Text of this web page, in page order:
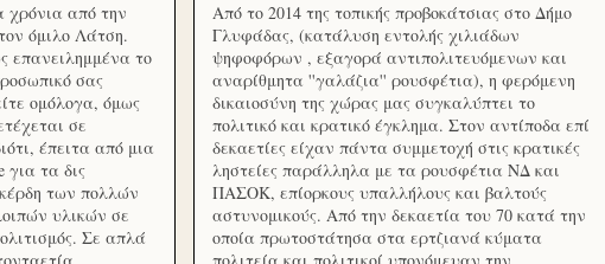
χρόνια από την
όμιλο Λάτση.
επανειλημμένα το
σας
ομόλογα, όμως
σε
έπειτα από μια
για τα δις
των πολλών
υλικών σε
Σε απλά
Από το 2014 της τοπικής προβοκάτσιας στο Δήμο
Γλυφάδας, (κατάλυση εντολής χιλιάδων
ψηφοφόρων , εξαγορά αντιπολιτευόμενων και
αναρίθμητα ''γαλάζια'' ρουσφέτια), η φερόμενη
δικαιοσύνη της χώρας μας συγκαλύπτει το
πολιτικό και κρατικό έγκλημα. Στον αντίποδα επί
δεκαετίες είχαν πάντα συμμετοχή στις κρατικές
ληστείες παράλληλα με τα ρουσφέτια ΝΔ και
ΠΑΣΟΚ, επίορκους υπαλλήλους και βαλτούς
αστυνομικούς. Από την δεκαετία του 70 κατά την
οποία πρωτοστάτησα στα ερτζιανά κύματα